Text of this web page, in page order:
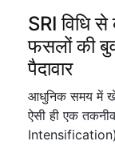
SRI विधि
फसलों की
पैदावार
आधुनिक समय में
ऐसी ही एक
Intensification)